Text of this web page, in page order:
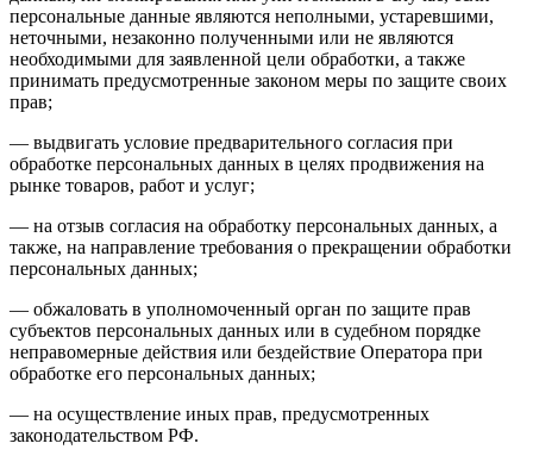
персональные данные являются неполными, устаревшими,
неточными, незаконно полученными или не являются
необходимыми для заявленной цели обработки, а также
принимать предусмотренные законом меры по защите своих
прав;
— выдвигать условие предварительного согласия при
обработке персональных данных в целях продвижения на
рынке товаров, работ и услуг;
— на отзыв согласия на обработку персональных данных, а
также, на направление требования о прекращении обработки
персональных данных;
— обжаловать в уполномоченный орган по защите прав
субъектов персональных данных или в судебном порядке
неправомерные действия или бездействие Оператора при
обработке его персональных данных;
— на осуществление иных прав, предусмотренных
законодательством РФ.